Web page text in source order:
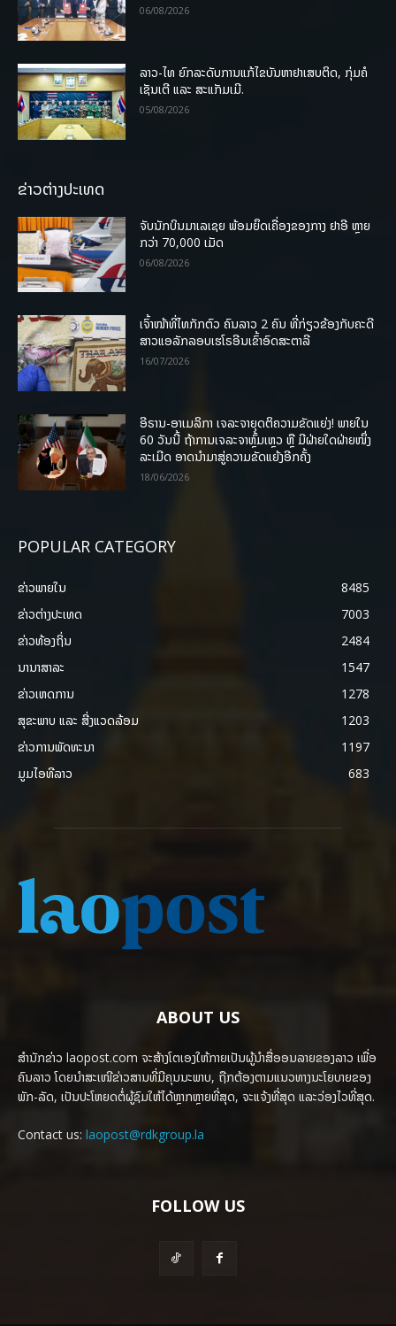
06/08/2026
ລາວ-ໄທ ຍົກລະດັບການແກ້ໄຂບັນຫາຢາເສບຕິດ, ກຸ່ມຄໍ
ເຊັນເຕີ ແລະ ສະແກັມເມີ.
05/08/2026
ຂ່າວຕ່າງປະເທດ
ຈັບນັກບິນມາເລເຊຍ ພ້ອມຍຶດເຄື່ອງຂອງກາງ ຢາອີ ຫຼາຍ
ກວ່າ 70,000 ເມັດ
06/08/2026
ເຈົ້າໜ້າທີ່ໄທກັກຕົວ ຄົນລາວ 2 ຄົນ ທີ່ກ່ຽວຂ້ອງກັບຄະດີ
ສາວແອລັກລອບເຮໂຣອີນເຂົ້າອົດສະຕາລີ
16/07/2026
ອີຣານ-ອາເມລິກາ ເຈລະຈາຍຸດຕິຄວາມຂັດແຍ່ງ! ພາຍໃນ
60 ວັນນີ້ ຖ້າການເຈລະຈາຫຼົ້ມເຫຼວ ຫຼື ມີຝ່າຍໃດຝ່າຍໜຶ່ງ
ລະເມີດ ອາດນໍາມາສູ່ຄວາມຂັດແຍ້ງອີກຄັ້ງ
18/06/2026
POPULAR CATEGORY
ຂ່າວພາຍ​ໃນ
8485
ຂ່າວຕ່າງປະເທດ
7003
ຂ່າວທ້ອງຖິ່ນ
2484
ນານາສາລະ
1547
ຂ່າວເຫດການ
1278
ສຸຂະພາບ ແລະ ສີ່ງແວດລ້ອມ
1203
ຂ່າວການພັດທະນາ
1197
ມູມໄອທີລາວ
683
ABOUT US
ສຳນັກຂ່າວ laopost.com ຈະສ້າງໂຕເອງໃຫ້ກາຍເປັນຜູ້ນຳສື່ອອນລາຍຂອງລາວ ເພື່ອ
ຄົນລາວ ໂດຍນຳສະເໜີຂ່າວສານທີ່ມີຄຸນນະພາບ, ຖືກຕ້ອງຕາມແນວທາງນະໂຍບາຍຂອງ
ພັກ-ລັດ, ເປັນປະໂຫຍດຕໍ່ຜູ້ຊົມໃຫ້ໄດ້ຫຼາກຫຼາຍທີ່ສຸດ, ຈະແຈ້ງທີ່ສຸດ ແລະວ່ອງໄວທີ່ສຸດ.
Contact us: laopost@rdkgroup.la
FOLLOW US